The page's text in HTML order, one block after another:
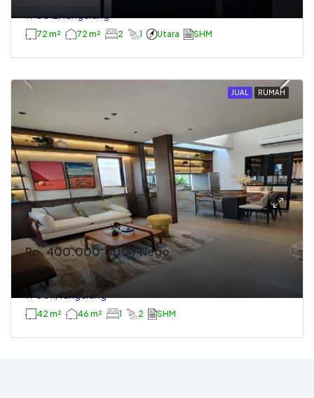
TP0012, Tangerang
72 m² 72 m² 2 1 Utara SHM
JUAL RUMAH
Rp. 400.000.000 / Nego
Rumah 2 Lantai Start 400jt An
TP0011, Tangerang
42 m² 46 m² 1 2 SHM